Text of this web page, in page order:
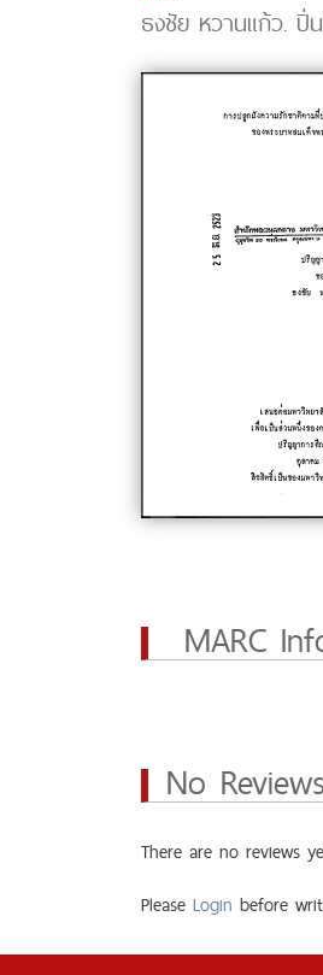
ธงชัย หวานแก้ว. ปิ่
MARC
No
There are no reviews
Please Login before